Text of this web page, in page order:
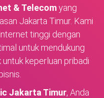
& Telecomyang
Jakarta Timur. Kami
tinggi dengan
untuk mendukung
untuk keperluan pribadi
Jakarta Timur, Anda